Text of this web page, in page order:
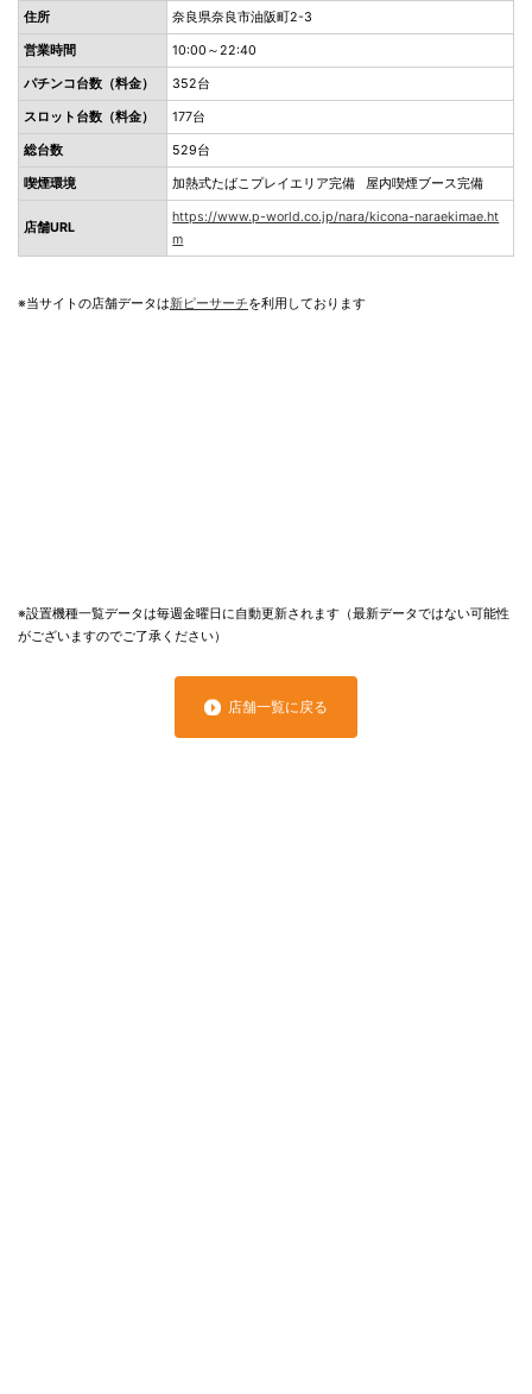
住所 奈良県奈良市油阪町2-3
営業時間 10:00～22:40
パチンコ台数（料金） 352台
スロット台数（料金） 177台
総台数 529台
喫煙環境 加熱式たばこプレイエリア完備 屋内喫煙ブース完備
店舗URL
https://www.p-world.co.jp/nara/kicona-naraekimae.ht
m
※当サイトの店舗データは新ピーサーチを利用しております
※設置機種一覧データは毎週金曜日に自動更新されます（最新データではない可能性
がございますのでご了承ください）
店舗一覧に戻る